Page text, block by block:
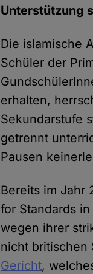
Unterstützung
Die islamische
Schüler der
erhalten,
Sekundarstufe
getrennt
Pausen
Bereits im Jahr
for Standards
wegen ihrer
nicht britischen
Gericht,